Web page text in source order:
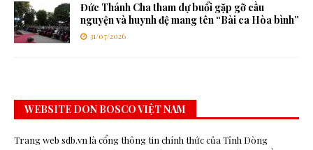
Đức Thánh Cha tham dự buổi gặp gỡ cầu
nguyện và huynh đệ mang tên “Bài ca Hòa bình”
31/07/2026
WEBSITE DON BOSCO VIỆT NAM
Trang web sdb.vn là cổng thông tin chính thức của Tỉnh Dòng